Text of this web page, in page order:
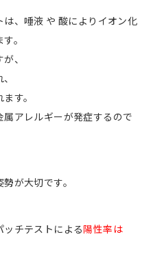
、唾液 や 酸によりイオン化
。
、
す。
アレルギーが発症するので
が大切です。
チテストによる陽性率は